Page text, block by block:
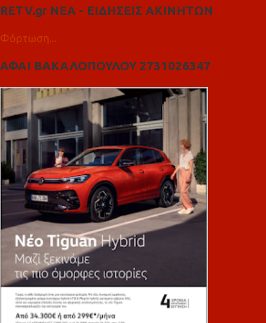
RETV.gr ΝΕΑ - ΕΙΔΗΣΕΙΣ ΑΚΙΝΗΤΩΝ
Φόρτωση...
ΑΦΑΙ ΒΑΚΑΛΟΠΟΥΛΟΥ 2731026347